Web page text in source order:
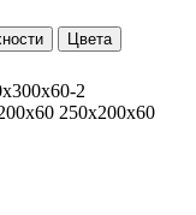
Цвета
2
250х200х60